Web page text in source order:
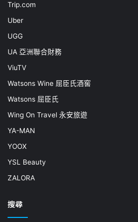
Trip.com
Uber
UGG
UA 亞洲聯合財務
ViuTV
Watsons Wine 屈臣氏酒窖
Watsons 屈臣氏
Wing On Travel 永安旅遊
YA-MAN
YOOX
YSL Beauty
ZALORA
搜尋